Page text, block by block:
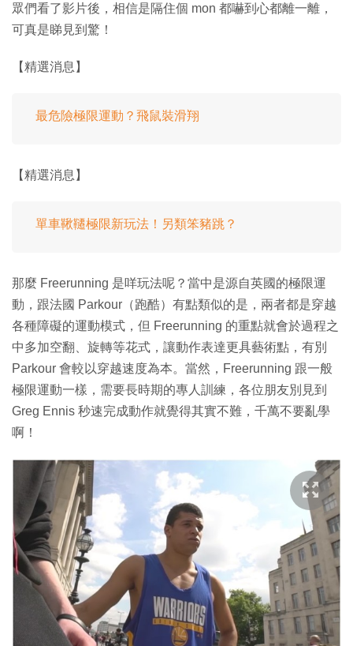
眾們看了影片後，相信是隔住個 mon 都嚇到心都離一離，
可真是睇見到驚！
【精選消息】
最危險極限運動？飛鼠裝滑翔
【精選消息】
單車鞦韆極限新玩法！另類笨豬跳？
那麼 Freerunning 是咩玩法呢？當中是源自英國的極限運
動，跟法國 Parkour（跑酷）有點類似的是，兩者都是穿越
各種障礙的運動模式，但 Freerunning 的重點就會於過程之
中多加空翻、旋轉等花式，讓動作表達更具藝術點，有別
Parkour 會較以穿越速度為本。當然，Freerunning 跟一般
極限運動一樣，需要長時期的專人訓練，各位朋友別見到
Greg Ennis 秒速完成動作就覺得其實不難，千萬不要亂學
啊！